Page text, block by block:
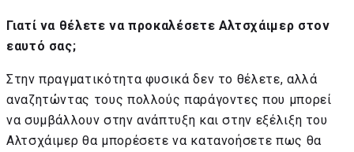
Γιατί να θέλετε να προκαλέσετε Αλτσχάιμερ στον
εαυτό σας;
Στην πραγματικότητα φυσικά δεν το θέλετε, αλλά
αναζητώντας τους πολλούς παράγοντες που μπορεί
να συμβάλλουν στην ανάπτυξη και στην εξέλιξη του
Αλτσχάιμερ θα μπορέσετε να κατανοήσετε πως θα